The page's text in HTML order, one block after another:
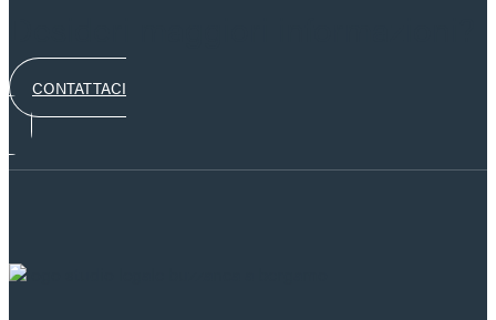
CONTATTACI